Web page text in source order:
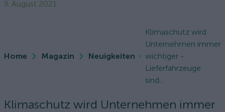
9. August 2021
Home Magazin Neuigkeiten
Klimaschutz wird
Unternehmen immer
wichtiger -
Lieferfahrzeuge
sind...
Klimaschutz wird Unternehmen immer